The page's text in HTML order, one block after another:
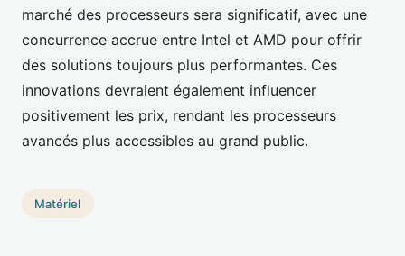
marché des processeurs sera significatif, avec une
concurrence accrue entre Intel et AMD pour offrir
des solutions toujours plus performantes. Ces
innovations devraient également influencer
positivement les prix, rendant les processeurs
avancés plus accessibles au grand public.
Matériel